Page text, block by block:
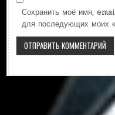
Сохранить моё имя,
для последующих моих